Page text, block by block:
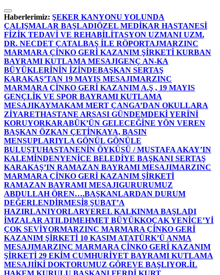
İçeriğe
atla
Haberlerimiz: ŞEKER KANYONU YOLUNDA
ÇALIŞMALAR BAŞLADIÖZEL MEDİKAR HASTANESİ
FİZİK TEDAVİ VE REHABİLİTASYON UZMANI UZM.
DR. NECDET ÇATALBAŞ İLE RÖPORTAJMARZINC
MARMARA ÇİNKO GERİ KAZANIM ŞİRKETİ KURBAN
BAYRAMI KUTLAMA MESAJIGENÇ AN-KA
BÜYÜKLERİNİN İZİNDEBAŞKAN SERTAŞ
KARAKAŞ’TAN 19 MAYIS MESAJIMARZINC
MARMARA ÇİNKO GERİ KAZANIM A.Ş , 19 MAYIS
GENÇLİK VE SPOR BAYRAMI KUTLAMA
MESAJIKAYMAKAM MERT ÇANGA’DAN OKULLARA
ZİYARETHASTANE ARSASI GÜNDEMDEKİ YERİNİ
KORUYORKARABÜK’ÜN GELECEĞİNE YÖN VEREN
BAŞKAN ÖZKAN ÇETİNKAYA, BASIN
MENSUPLARIYLA GÖNÜL GÖNÜLE
BULUŞTUHASTANENİN ÖYKÜSÜ / MUSTAFA AKAY’IN
KALEMİNDENYENİCE BELEDİYE BAŞKANI SERTAŞ
KARAKAŞ’IN RAMAZAN BAYRAMI MESAJIMARZINC
MARMARA ÇİNKO GERİ KAZANIM ŞİRKETİ
RAMAZAN BAYRAMI MESAJIGURURUMUZ
ABDULLAH ÖREN….BAŞKANLARDAN DURUM
DEĞERLENDİRMESİ8 ŞUBAT’A
HAZIRLANIYORLARYEREL KALKINMA BAŞLADI
İMZALAR ATILDIMEHMET BÜYÜKKOÇAK YENİCE’Yİ
ÇOK SEVİYORMARZINC MARMARA ÇİNKO GERİ
KAZANIM ŞİRKETİ 10 KASIM ATATÜRK’Ü ANMA
MESAJIMARZINC MARMARA ÇİNKO GERİ KAZANIM
ŞİRKETİ 29 EKİM CUMHURİYET BAYRAMI KUTLAMA
MESAJIİKİ DOKTORUMUZ GÖREVE BAŞLIYOR.İL
HAKEM KURULU BAŞKANI FERDİ KURT